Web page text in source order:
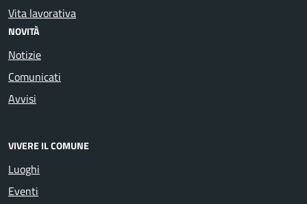
Vita lavorativa
NOVITÀ
Notizie
Comunicati
Avvisi
VIVERE IL COMUNE
Luoghi
Eventi